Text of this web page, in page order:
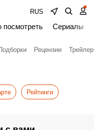
RUS
посмотреть Сериалы
Рецензии
Рейтинги